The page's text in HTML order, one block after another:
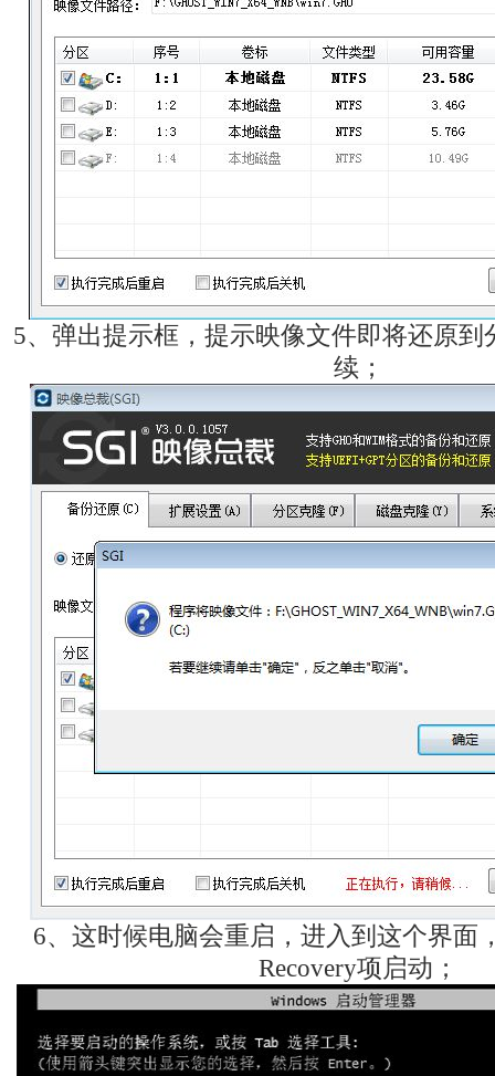
5、弹出提示框，提示映像文件即将还原到
续；
6、这时候电脑会重启，进入到这个界面
Recovery项启动；